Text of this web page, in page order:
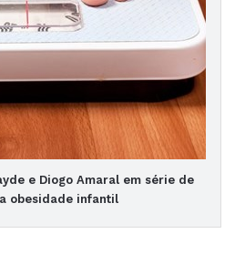
e Diogo Amaral em série de
obesidade infantil